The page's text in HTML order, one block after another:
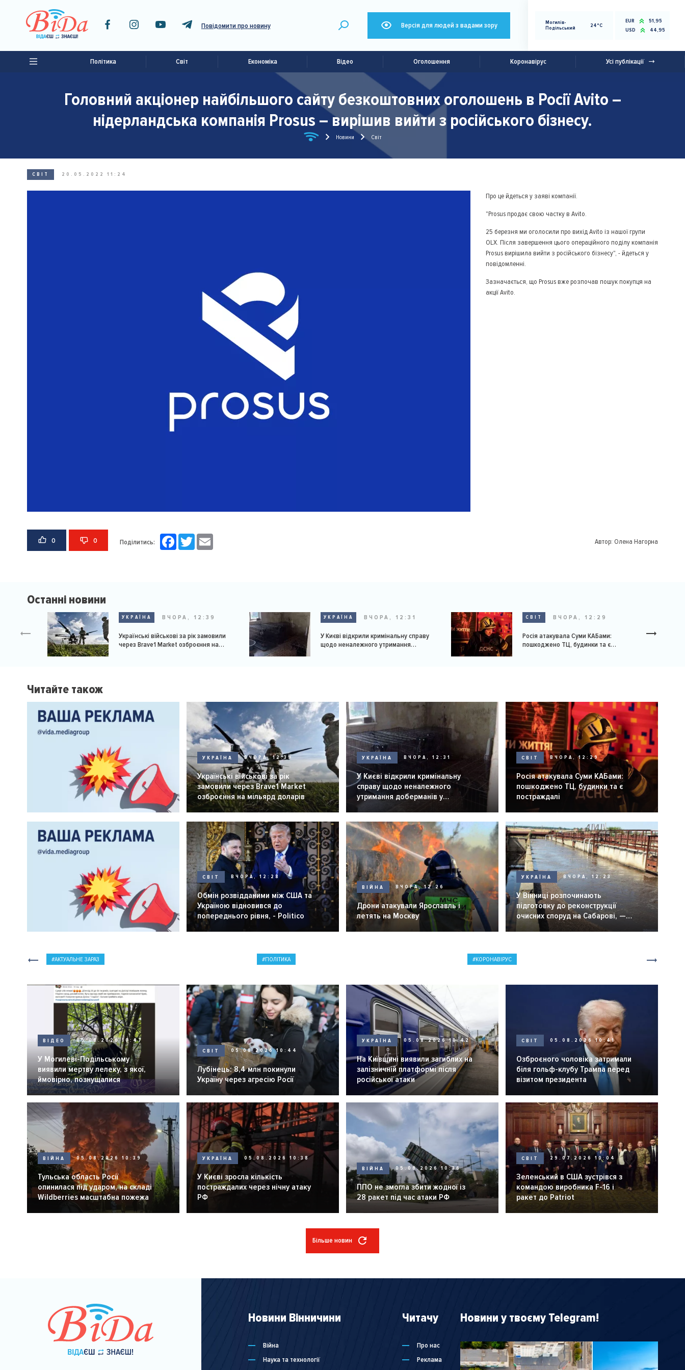
Повідомити про новину Версія для людей з вадами зору
Могилів-
Подільський
24°C
EUR
51,95
USD
44,95
Політика Світ Економіка Відео Оголошення Коронавірус Усі публікації
Головний акціонер найбільшого сайту безкоштовних оголошень в Росії Avito –
нідерландська компанія Prosus – вирішив вийти з російського бізнесу.
Новини Світ
СВІТ 20.05.2022 11:24
Про це йдеться у заяві компанії.
"Prosus продає свою частку в Avito.
25 березня ми оголосили про вихід Avito із нашої групи
OLX. Після завершення цього операційного поділу компанія
Prosus вирішила вийти з російського бізнесу", - йдеться у
повідомленні.
Зазначається, що Prosus вже розпочав пошук покупця на
акції Avito.
0 0 Поділитись: FacebookTwitter Автор: Олена Нагорна
Останні новини
УКРАЇНА ВЧОРА, 12:39
Українські військові за рік замовили
через Brave1 Market озброєння на
УКРАЇНА ВЧОРА, 12:31
У Києві відкрили кримінальну справу
щодо неналежного утримання
СВІТ ВЧОРА, 12:29
Росія атакувала Суми КАБами:
пошкоджено ТЦ, будинки та є
Читайте також
УКРАЇНА ВЧОРА, 12:39
Українські військові за рік
замовили через Brave1 Market
озброєння на мільярд доларів
УКРАЇНА ВЧОРА, 12:31
У Києві відкрили кримінальну
справу щодо неналежного
утримання доберманів у
розпліднику
СВІТ ВЧОРА, 12:29
Росія атакувала Суми КАБами:
пошкоджено ТЦ, будинки та є
постраждалі
СВІТ ВЧОРА, 12:28
Обмін розвідданими між США та
Україною відновився до
попереднього рівня, - Politico
ВІЙНА ВЧОРА, 12:26
Дрони атакували Ярославль і
летять на Москву
УКРАЇНА ВЧОРА, 12:23
У Вінниці розпочинають
підготовку до реконструкції
очисних споруд на Сабарові, —
мер Вінниці.
АКТУАЛЬНЕ ЗАРАЗ ПОЛІТИКА КОРОНАВІРУС
ВІДЕО 05.08.2026 10:47
У Могилеві-Подільському
виявили мертву лелеку, з якої,
ймовірно, познущалися
СВІТ 05.08.2026 10:44
Лубінець: 8,4 млн покинули
Україну через агресію Росії
УКРАЇНА 05.08.2026 10:42
На Київщині виявили загиблих на
залізничній платформі після
російської атаки
СВІТ 05.08.2026 10:41
Озброєного чоловіка затримали
біля гольф-клубу Трампа перед
візитом президента
ВІЙНА 05.08.2026 10:39
Тульська область Росії
опинилася під ударом, на складі
Wildberries масштабна пожежа
УКРАЇНА 05.08.2026 10:38
У Києві зросла кількість
постраждалих через нічну атаку
РФ
ВІЙНА 05.08.2026 10:36
ППО не змогла збити жодної із
28 ракет під час атаки РФ
СВІТ 29.07.2026 10:04
Зеленський в США зустрівся з
командою виробника F-16 і
ракет до Patriot
Більше новин
Новини Вінничини
Війна
Наука та технології
Читачу
Про нас
Реклама
Новини у твоєму Telegram!